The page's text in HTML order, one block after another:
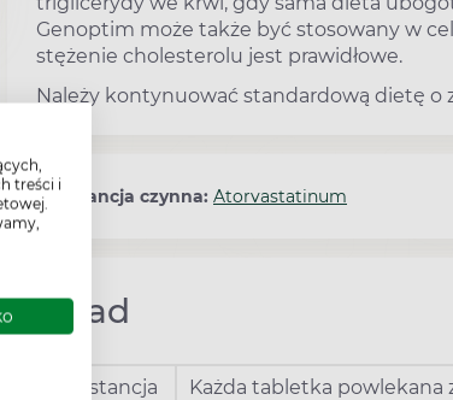
treści i
Genoptim może także być stosowany w
stężenie cholesterolu jest prawidłowe.
Należy kontynuować standardową dietę o
Substancja czynna: Atorvastatinum
Skład
Substancja
Każda tabletka powlekana